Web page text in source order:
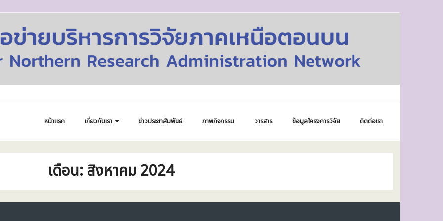
หน้าแรก เกี่ยวกับเรา ข่าวประชาสัมพันธ์ ภาพกิจกรรม วารสาร ข้อมูลโครงการวิจัย ติดต่อเรา
เดือน:สิงหาคม 2024